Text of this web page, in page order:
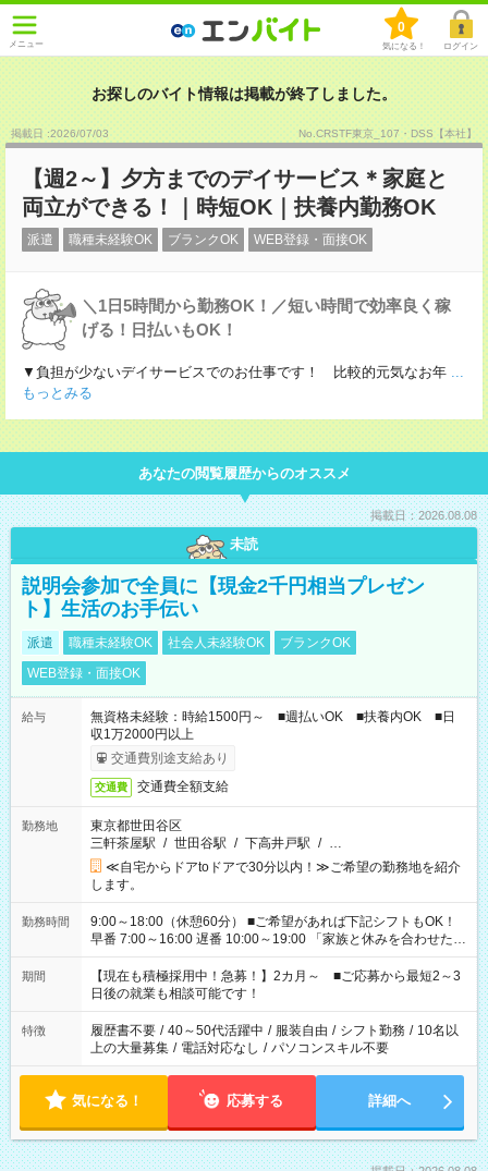
メニュー
0
気になる！ ログイン
お探しのバイト情報は掲載が終了しました。
掲載日 :2026/07/03 No.CRSTF東京_107・DSS【本社】
【週2～】夕方までのデイサービス＊家庭と
両立ができる！｜時短OK｜扶養内勤務OK
派遣 職種未経験OK ブランクOK WEB登録・面接OK
＼1日5時間から勤務OK！／短い時間で効率良く稼
げる！日払いもOK！
▼負担が少ないデイサービスでのお仕事です！ 比較的元気なお年 ...
もっとみる
あなたの閲覧履歴からのオススメ
掲載日：2026.08.08
未読
説明会参加で全員に【現金2千円相当プレゼン
ト】生活のお手伝い
派遣 職種未経験OK 社会人未経験OK
ブランクOK
WEB登録・面接OK
給与
無資格未経験：時給1500円～ ■週払いOK ■扶養内OK ■日
収1万2000円以上
交通費別途支給あり
交通費 交通費全額支給
勤務地
東京都世田谷区
三軒茶屋駅 / 世田谷駅 / 下高井戸駅 / …
≪自宅からドアtoドアで30分以内！≫ご希望の勤務地を紹介
します。
勤務時間
9:00～18:00（休憩60分） ■ご希望があれば下記シフトもOK！
早番 7:00～16:00 遅番 10:00～19:00 「家族と休みを合わせた
い」 「余裕を持って夕飯の準備がしたい」 「できれば残業はし
たくない」 など、ご希望を教えてくださいね。 ※Wワーク希望
の方へ 今ご覧のお仕事で希望する勤務時間と、もう1つのお仕事
の勤務時間。 合計で週40時間を超える場合は応募できません。
期間
【現在も積極採用中！急募！】2カ月～ ■ご応募から最短2～3
日後の就業も相談可能です！
特徴 履歴書不要 / 40～50代活躍中 / 服装自由 / シフト勤務 / 10名以
上の大量募集 / 電話対応なし / パソコンスキル不要
気になる！ 応募する 詳細へ